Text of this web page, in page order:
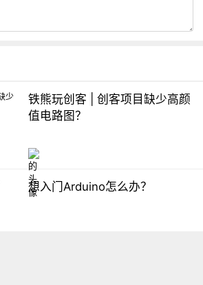
铁熊玩创客 | 创客项目缺少高颜
值电路图？
想入门Arduino怎么办？